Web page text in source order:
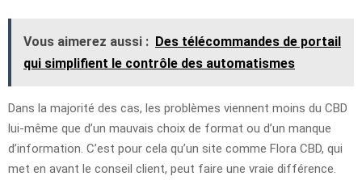
Vous aimerez aussi : Des télécommandes de portail
qui simplifient le contrôle des automatismes
Dans la majorité des cas, les problèmes viennent moins du CBD
lui-même que d’un mauvais choix de format ou d’un manque
d’information. C’est pour cela qu’un site comme Flora CBD, qui
met en avant le conseil client, peut faire une vraie différence.